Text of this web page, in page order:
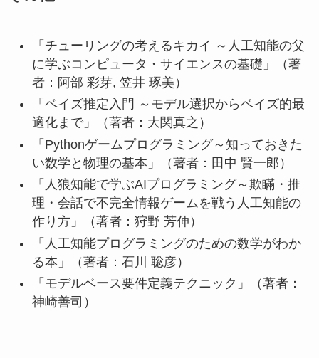
「チューリングの考えるキカイ ～人工知能の父
に学ぶコンピュータ・サイエンスの基礎」（著
者：阿部 彩芽, 笠井 琢美）
「ベイズ推定入門 ～モデル選択からベイズ的最
適化まで」（著者：大関真之）
「Pythonゲームプログラミング～知っておきた
い数学と物理の基本」（著者：田中 賢一郎）
「人狼知能で学ぶAIプログラミング～欺瞞・推
理・会話で不完全情報ゲームを戦う人工知能の
作り方」（著者：狩野 芳伸）
「人工知能プログラミングのための数学がわか
る本」（著者：石川 聡彦）
「モデルベース要件定義テクニック」（著者：
神崎善司）